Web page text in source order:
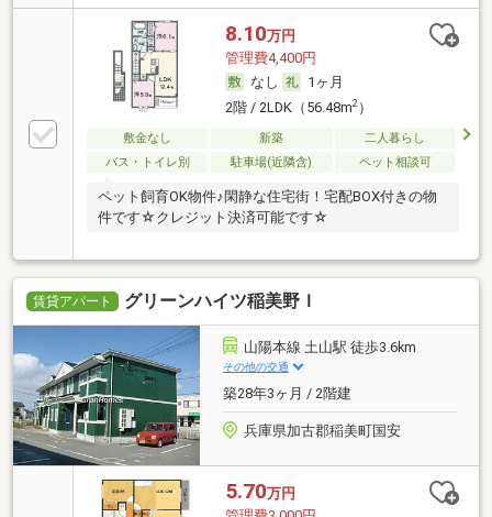
8.10万円
管理費4,400円
なし
1ヶ月
2階 / 2LDK（56.48m2）
敷金なし 新築
二人暮らし
バス・トイレ別
駐車場(近隣含) ペット相談可
ペット飼育OK物件♪閑静な住宅街！宅配BOX付きの物
件です☆クレジット決済可能です☆
賃貸アパート グリーンハイツ稲美野Ｉ
山陽本線 土山駅 徒歩3.6km
その他の交通
築28年3ヶ月 / 2階建
兵庫県加古郡稲美町国安
5.70万円